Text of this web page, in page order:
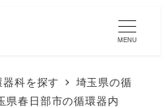
MENU
科を探す
埼玉県の循
県春日部市の循環器内